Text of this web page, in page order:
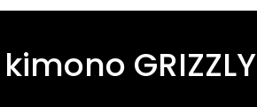
GRIZZLY